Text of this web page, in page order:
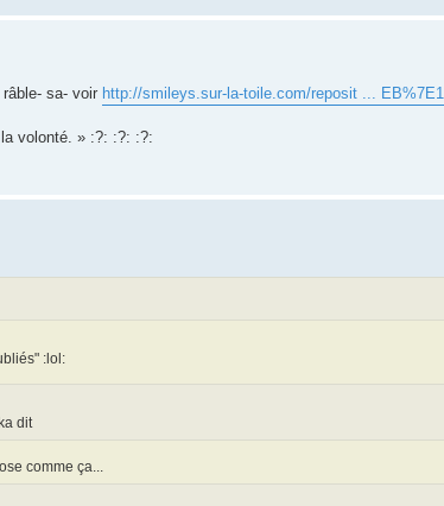
sa- voir http://smileys.sur-la-toile.com/reposit ...
volonté. » :?: :?: :?:
:lol:
dit
comme ça...